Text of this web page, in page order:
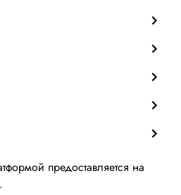
предоставляется на